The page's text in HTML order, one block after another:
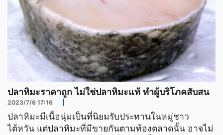
ปลาหิมะราคาถูก ไม่ใช่ปลาหิมะแท้ ทำผู้บริโภคสับสน
2023/7/6 17:16
ปลาหิมะมีเนื้อนุ่มเป็นที่นิยมรับประทานในหมู่ชาว
ไต้หวัน แต่ปลาหิมะที่มีขายกันตามท้องตลาดนั้น อาจไม่